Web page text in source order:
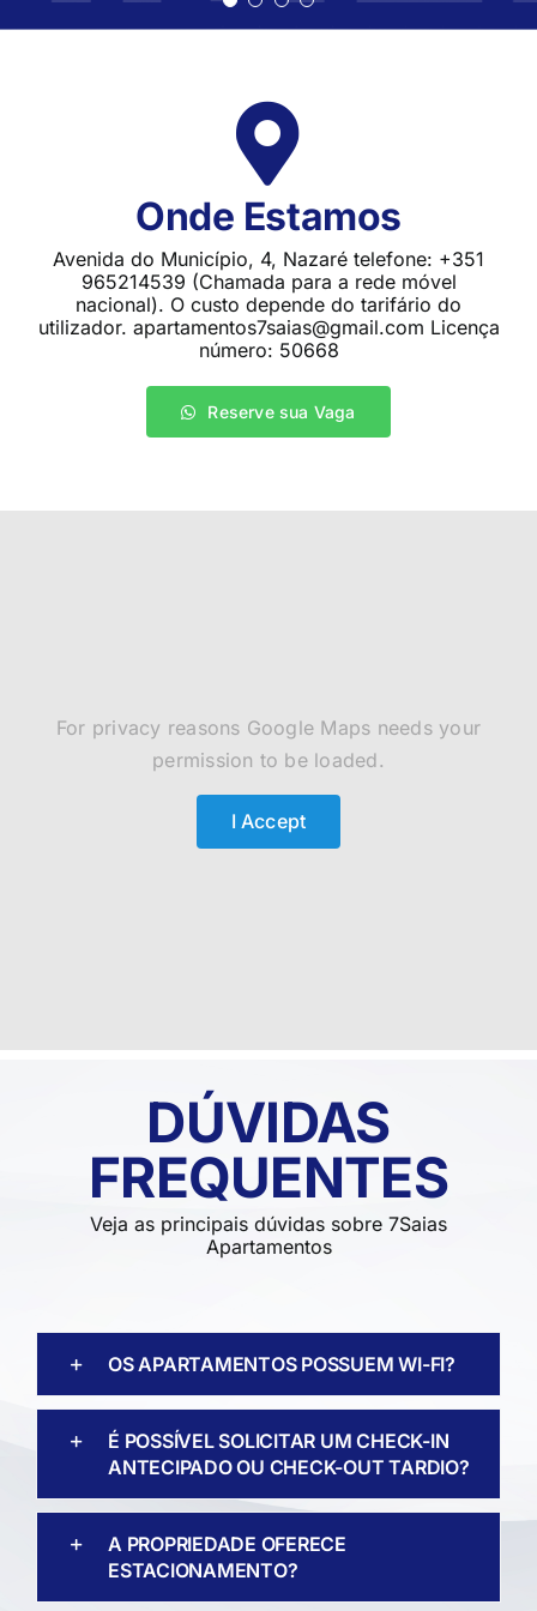
Onde Estamos
Avenida do Município, 4, Nazaré telefone: +351
965214539 (Chamada para a rede móvel
nacional). O custo depende do tarifário do
utilizador. apartamentos7saias@gmail.com Licença
número: 50668
Reserve sua Vaga
permission to be loaded.
I Accept
DÚVIDAS
FREQUENTES
Veja as principais dúvidas sobre 7Saias
Apartamentos
OS APARTAMENTOS POSSUEM WI-FI?
É POSSÍVEL SOLICITAR UM CHECK-IN
ANTECIPADO OU CHECK-OUT TARDIO?
A PROPRIEDADE OFERECE
ESTACIONAMENTO?